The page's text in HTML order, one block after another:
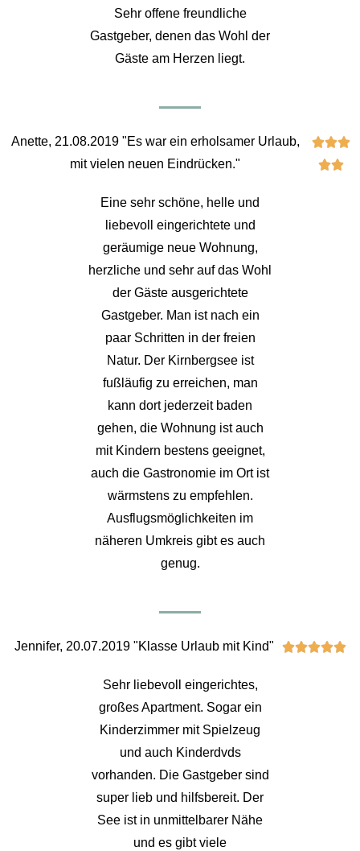
Sehr offene freundliche
Gastgeber, denen das Wohl der
Gäste am Herzen liegt.
Anette, 21.08.2019 "Es war ein erholsamer Urlaub,
mit vielen neuen Eindrücken."


Eine sehr schöne, helle und
liebevoll eingerichtete und
geräumige neue Wohnung,
herzliche und sehr auf das Wohl
der Gäste ausgerichtete
Gastgeber. Man ist nach ein
paar Schritten in der freien
Natur. Der Kirnbergsee ist
fußläufig zu erreichen, man
kann dort jederzeit baden
gehen, die Wohnung ist auch
mit Kindern bestens geeignet,
auch die Gastronomie im Ort ist
wärmstens zu empfehlen.
Ausflugsmöglichkeiten im
näheren Umkreis gibt es auch
genug.
Jennifer, 20.07.2019 "Klasse Urlaub mit Kind" 
Sehr liebevoll eingerichtes,
großes Apartment. Sogar ein
Kinderzimmer mit Spielzeug
und auch Kinderdvds
vorhanden. Die Gastgeber sind
super lieb und hilfsbereit. Der
See ist in unmittelbarer Nähe
und es gibt viele